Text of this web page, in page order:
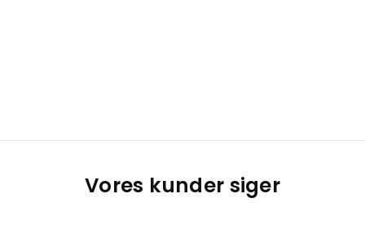
Vores kunder siger